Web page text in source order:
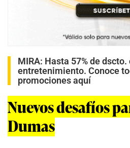
MIRA: Hasta 57% de dscto.
entretenimiento. Conoce
promociones aquí
Nuevos desafíos
Dumas